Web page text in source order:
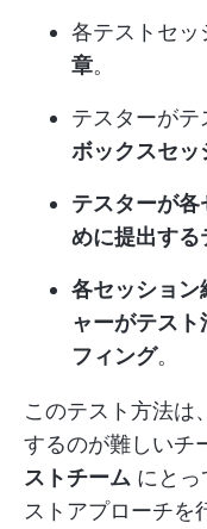
各テストセッ
章。
テスターがテ
ボックスセッ
テスターが
めに提出する
各セッション
ャーがテス
フィング。
このテスト方法は
するのが難しいチ
ストチーム にと
ストアプローチを